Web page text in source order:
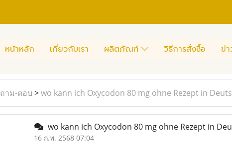
หน้าหลัก เกี่ยวกับเรา ผลิตภัณฑ์ วิธีการสั่งซื้อ ข่
ถาม-ตอบ >wo kann ich Oxycodon 80 mg ohne Rezept in
wo kann ich Oxycodon 80 mg ohne Rezept in
16 ก.พ. 2568 07:04